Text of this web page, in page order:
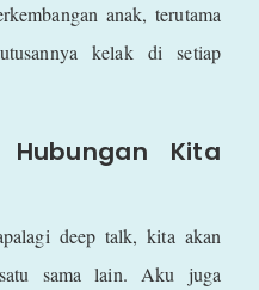
anak, terutama
kelak di setiap
Kita
deep talk, kita akan
sama lain. Aku juga